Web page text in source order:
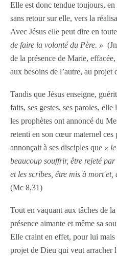
Elle est donc tendue toujours,
sans retour sur elle, vers la
Avec Jésus elle peut dire en
de faire la volonté du Père. »
de la présence de Marie,
aux besoins de l’autre, au projet
Tandis que Jésus enseigne,
faits, ses gestes, ses paroles,
les prophètes ont annoncé du
retenti en son cœur maternel ces
annonçait à ses disciples que «
beaucoup souffrir, être rejeté
et les scribes, être mis à mort et,
(Mc 8,31)
Tout en vaquant aux tâches de
présence aimante et même sa
Elle craint en effet, pour lui mais
projet de Dieu qui veut arracher